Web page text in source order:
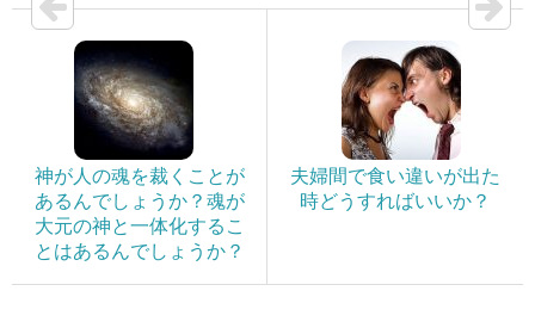
神が人の魂を裁くことが
あるんでしょうか？魂が
大元の神と一体化するこ
とはあるんでしょうか？
夫婦間で食い違いが出た
時どうすればいいか？